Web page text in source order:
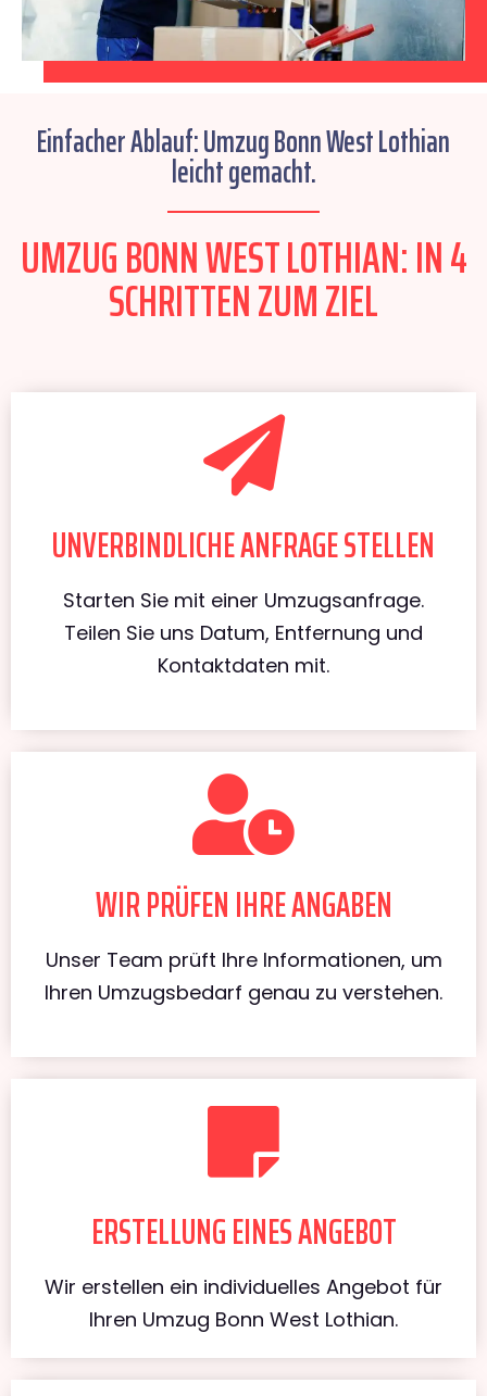
Einfacher Ablauf: Umzug Bonn West Lothian
leicht gemacht.
UMZUG BONN WEST LOTHIAN: IN 4
SCHRITTEN ZUM ZIEL
UNVERBINDLICHE ANFRAGE STELLEN
Starten Sie mit einer Umzugsanfrage.
Teilen Sie uns Datum, Entfernung und
Kontaktdaten mit.
WIR PRÜFEN IHRE ANGABEN
Unser Team prüft Ihre Informationen, um
Ihren Umzugsbedarf genau zu verstehen.
ERSTELLUNG EINES ANGEBOT
Wir erstellen ein individuelles Angebot für
Ihren Umzug Bonn West Lothian.